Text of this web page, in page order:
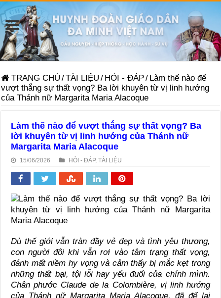
TRANG CHỦ /TÀI LIỆU / HỎI - ĐÁP/ Làm thế nào để
vượt thắng sự thất vọng? Ba lời khuyên từ vị linh hướng
của Thánh nữ Margarita Maria Alacoque
Làm thế nào để vượt thắng sự thất vọng? Ba
lời khuyên từ vị linh hướng của Thánh nữ
Margarita Maria Alacoque
15/06/2026 HỎI - ĐÁP,TÀI LIỆU
Dù thế giới vẫn tràn đầy vẻ đẹp và tình yêu thương,
con người đôi khi vẫn rơi vào tâm trạng thất vọng,
đánh mất niềm hy vọng và cảm thấy bị mắc kẹt trong
những thất bại, tội lỗi hay yếu đuối của chính mình.
Chân phước Claude de la Colombière, vị linh hướng
của Thánh nữ Margarita Maria Alacoque, đã để lại